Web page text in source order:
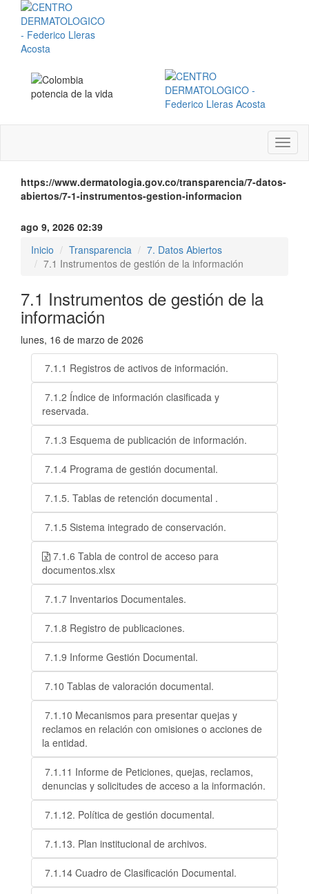
Menú
https://www.dermatologia.gov.co/transparencia/7-datos-
abiertos/7-1-instrumentos-gestion-informacion
ago 9, 2026 02:39
Inicio
Transparencia
7. Datos Abiertos
7.1 Instrumentos de gestión de la información
7.1 Instrumentos de gestión de la
información
lunes, 16 de marzo de 2026
7.1.1 Registros de activos de información.
7.1.2 Índice de información clasificada y
reservada.
7.1.3 Esquema de publicación de información.
7.1.4 Programa de gestión documental.
7.1.5. Tablas de retención documental .
7.1.5 Sistema integrado de conservación.
7.1.6 Tabla de control de acceso para
documentos.xlsx
7.1.7 Inventarios Documentales.
7.1.8 Registro de publicaciones.
7.1.9 Informe Gestión Documental.
7.10 Tablas de valoración documental.
7.1.10 Mecanismos para presentar quejas y
reclamos en relación con omisiones o acciones de
la entidad.
7.1.11 Informe de Peticiones, quejas, reclamos,
denuncias y solicitudes de acceso a la información.
7.1.12. Política de gestión documental.
7.1.13. Plan institucional de archivos.
7.1.14 Cuadro de Clasificación Documental.